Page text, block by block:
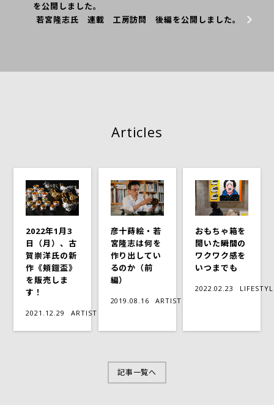
を公開しました。
若宮隆志氏 連載 工房訪問 後編を公開しました。
Articles
2022年1月3
日（月）、古
賀崇洋氏の新
作《頬鎧盃》
を販売しま
す！
2021.12.29 ARTIST
彦十蒔絵・若
宮隆志は何を
作り出してい
るのか（前
編）
2019.08.16 ARTIST
おもちゃ箱を
開いた瞬間の
ワクワク感を
いつまでも
2022.02.23
記事一覧へ